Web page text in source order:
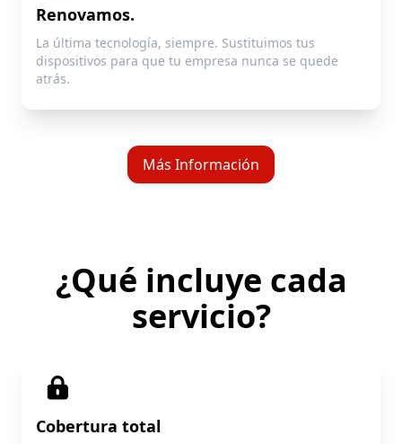
Renovamos.
La última tecnología, siempre. Sustituimos tus
dispositivos para que tu empresa nunca se quede
atrás.
Más Información
¿Qué incluye cada
servicio?
Cobertura total